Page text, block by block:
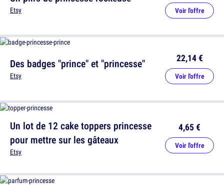
Des badges "prince" et "princesse"
Etsy
22,14 €
Voir l'offre
Etsy Voir l'offre
Un lot de 12 cake toppers princesse
pour mettre sur les gâteaux
Etsy
4,65 €
Voir l'offre